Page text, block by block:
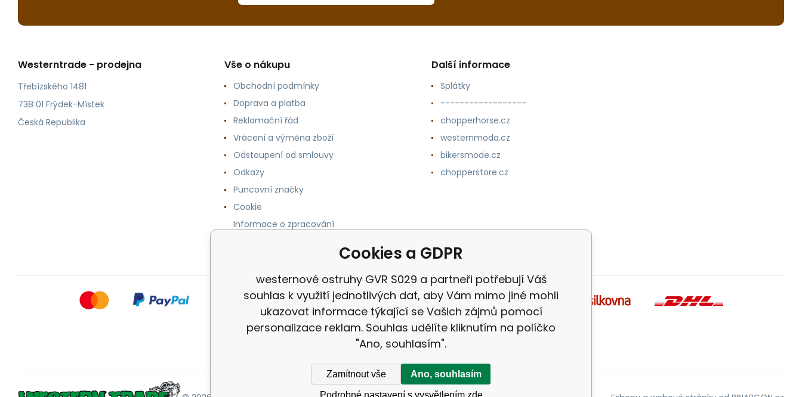
Westerntrade - prodejna
Třebízského 1481
738 01 Frýdek-Místek
Česká Republika
Vše o nákupu
Obchodní podmínky
Doprava a platba
Reklamační řád
Vrácení a výměna zboží
Odstoupení od smlouvy
Odkazy
Puncovní značky
Cookie
Informace o zpracování
Další informace
Splátky
------------------
chopperhorse.cz
westernmoda.cz
bikersmode.cz
chopperstore.cz
Cookies a GDPR
westernové ostruhy GVR S029 a partneři potřebují Váš
souhlas k využití jednotlivých dat, aby Vám mimo jiné mohli
ukazovat informace týkající se Vašich zájmů pomocí
personalizace reklam. Souhlas udělíte kliknutím na políčko
"Ano, souhlasím".
Zamítnout vše Ano, souhlasím
Podrobné nastavení s vysvětlením zde